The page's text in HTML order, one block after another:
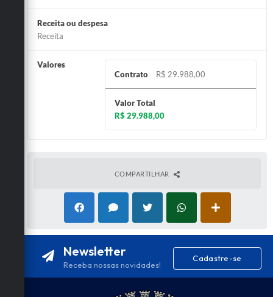
Receita ou despesa
Receita
Valores
Contrato
R$ 29.988,00
Valor Total
R$ 29.988,00
COMPARTILHAR
Newsletter
Receba nossas novidades!
Cadastre-se